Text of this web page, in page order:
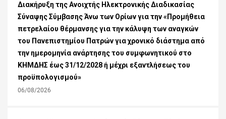
Διακήρυξη της Ανοιχτής Ηλεκτρονικής Διαδικασίας
Σύναψης Σύμβασης Άνω των Ορίων για την «Προμήθεια
πετρελαίου θέρμανσης για την κάλυψη των αναγκών
του Πανεπιστημίου Πατρών για χρονικό διάστημα από
την ημερομηνία ανάρτησης του συμφωνητικού στο
ΚΗΜΔΗΣ έως 31/12/2028 ή μέχρι εξαντλήσεως του
προϋπολογισμού»
06/08/2026